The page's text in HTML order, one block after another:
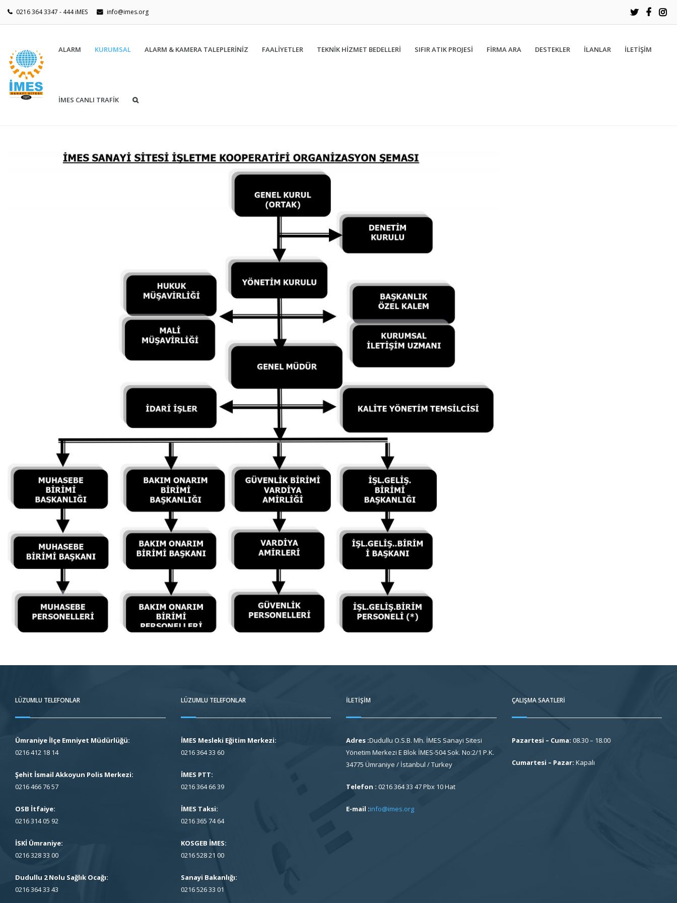
0216 364 3347 - 444 iMES info@imes.org
ALARM KURUMSAL ALARM & KAMERA TALEPLERİNİZ FAALIYETLER TEKNİK HİZMET BEDELLERİ SIFIR ATIK PROJESİ FIRMA ARA DESTEKLER İLANLAR İLETIŞIM
İMES CANLI TRAFİK
LÜZUMLU TELEFONLAR
Ümraniye İlçe Emniyet Müdürlüğü:
0216 412 18 14
Şehit İsmail Akkoyun Polis Merkezi:
0216 466 76 57
OSB İtfaiye:
0216 314 05 92
İSKİ Ümraniye:
0216 328 33 00
Dudullu 2 Nolu Sağlık Ocağı:
0216 364 33 43
LÜZUMLU TELEFONLAR
İMES Mesleki Eğitim Merkezi:
0216 364 33 60
İMES PTT:
0216 364 66 39
İMES Taksi:
0216 365 74 64
KOSGEB İMES:
0216 528 21 00
Sanayi Bakanlığı:
0216 526 33 01
İLETIŞIM
Adres :Dudullu O.S.B. Mh. İMES Sanayi Sitesi
Yönetim Merkezi E Blok İMES-504 Sok. No:2/1 P.K.
34775 Ümraniye / İstanbul / Turkey
Telefon : 0216 364 33 47 Pbx 10 Hat
E-mail :info@imes.org
ÇALIŞMA SAATLERI
Pazartesi – Cuma: 08.30 – 18.00
Cumartesi – Pazar: Kapalı